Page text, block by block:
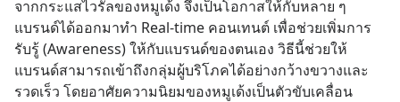
จากกระแสไวรัลของหมูเด้ง จึงเป็นโอกาสให้กับหลาย ๆ
แบรนด์ได้ออกมาทำ Real-time คอนเทนต์ เพื่อช่วยเพิ่มการ
รับรู้ (Awareness) ให้กับแบรนด์ของตนเอง วิธีนี้ช่วยให้
แบรนด์สามารถเข้าถึงกลุ่มผู้บริโภคได้อย่างกว้างขวางและ
รวดเร็ว โดยอาศัยความนิยมของหมูเด้งเป็นตัวขับเคลื่อน